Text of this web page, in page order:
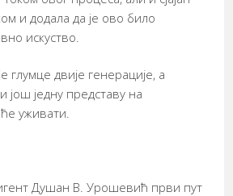
и додала да је ово било
искуство.
глумце двије генерације, а
једну представу на
уживати.
Душан В. Урошевић први пут